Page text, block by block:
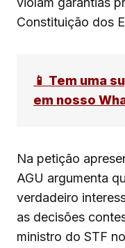
Constituição dos
📱 Tem uma
em nosso
Na petição
AGU argumenta
verdadeiro
as decisões
ministro do STF